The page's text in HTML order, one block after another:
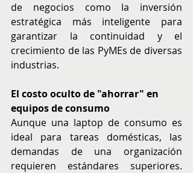
de negocios como la inversión
estratégica más inteligente para
garantizar la continuidad y el
crecimiento de las PyMEs de diversas
industrias.
El costo oculto de "ahorrar" en
equipos de consumo
Aunque una laptop de consumo es
ideal para tareas domésticas, las
demandas de una organización
requieren estándares superiores.